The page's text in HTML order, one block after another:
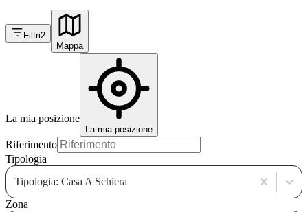
Filtri2
Mappa
La mia posizione
La mia posizione
Riferimento
Tipologia
Tipologia: Casa A Schiera
Zona